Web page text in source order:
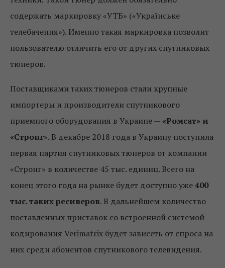
содержать маркировку «УТБ» («Українське
телебачення»). Именно такая маркировка позволит
пользователю отличить его от других спутниковых
тюнеров.
Поставщиками таких тюнеров стали крупные
импортеры и производители спутникового
приемного оборудования в Украине — «Ромсат» и
«Стронг». В декабре 2018 года в Украину поступила
первая партия спутниковых тюнеров от компании
«Стронг» в количестве 45 тыс. единиц. Всего на
конец этого года на рынке будет доступно уже400
тыс. таких ресиверов. В дальнейшем количество
поставленных приставок со встроенной системой
кодирования Verimatrix будет зависеть от спроса на
них среди абонентов спутникового телевидения.